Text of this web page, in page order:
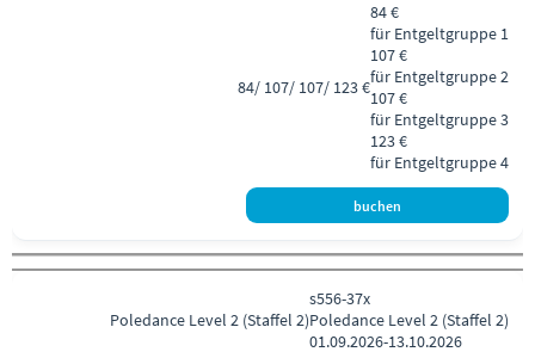
84/ 107/ 107/ 123 €
84 €
für Entgeltgruppe 1
107 €
für Entgeltgruppe 2
107 €
für Entgeltgruppe 3
123 €
für Entgeltgruppe 4
Poledance Level 2 (Staffel 2)
s556-37x
Poledance Level 2 (Staffel 2)
01.09.2026-13.10.2026